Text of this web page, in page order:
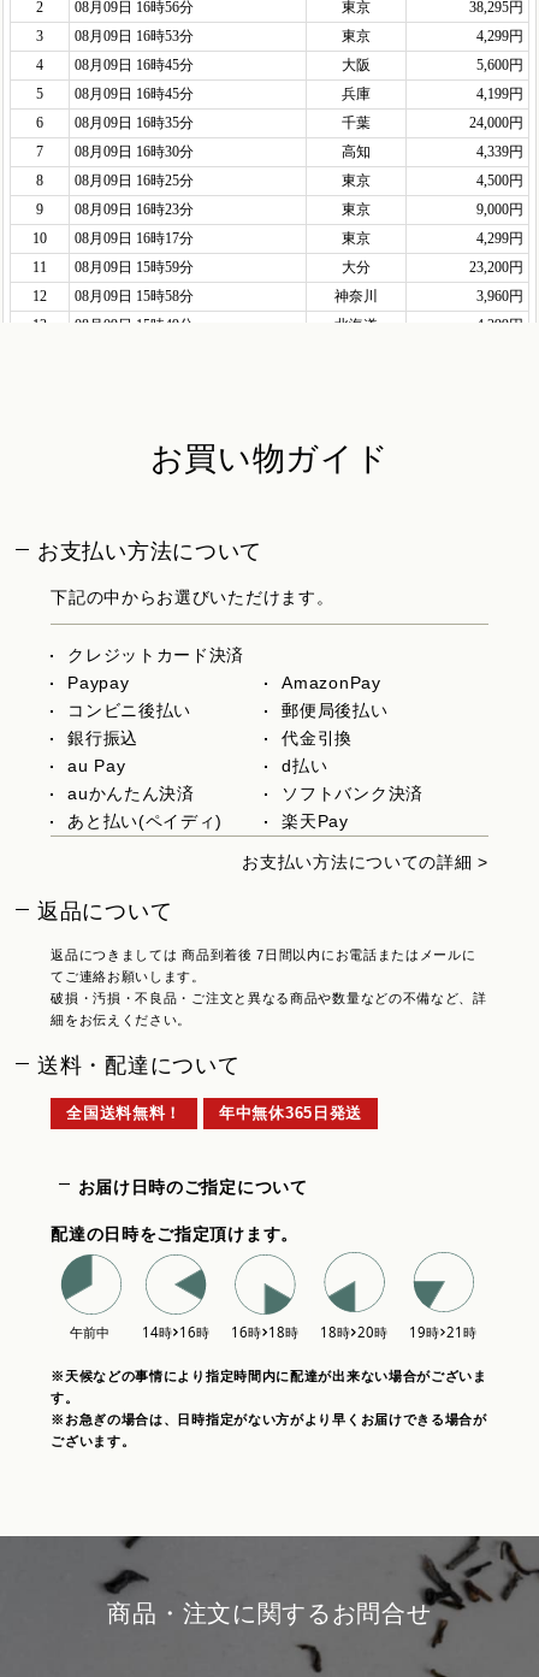
お買い物ガイド
お支払い方法について
下記の中からお選びいただけます。
クレジットカード決済
Paypay
AmazonPay
コンビニ後払い
郵便局後払い
銀行振込
代金引換
au Pay
d払い
auかんたん決済
ソフトバンク決済
あと払い(ペイディ)
楽天Pay
お支払い方法についての詳細 >
返品について
返品につきましては 商品到着後 7日間以内にお電話またはメールに
てご連絡お願いします。
破損・汚損・不良品・ご注文と異なる商品や数量などの不備など、詳
細をお伝えください。
送料・配達について
全国送料無料！ 年中無休365日発送
お届け日時のご指定について
配達の日時をご指定頂けます。
※天候などの事情により指定時間内に配達が出来ない場合がございま
す。
※お急ぎの場合は、日時指定がない方がより早くお届けできる場合が
ございます。
商品・注文に関するお問合せ